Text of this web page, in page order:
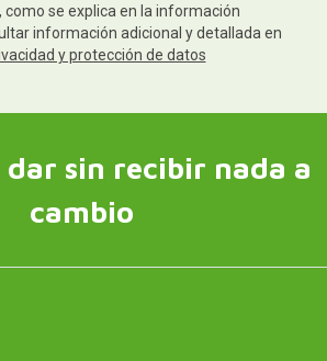
se explica en la información
información adicional y detallada en
y protección de datos
dar sin recibir nada a
cambio